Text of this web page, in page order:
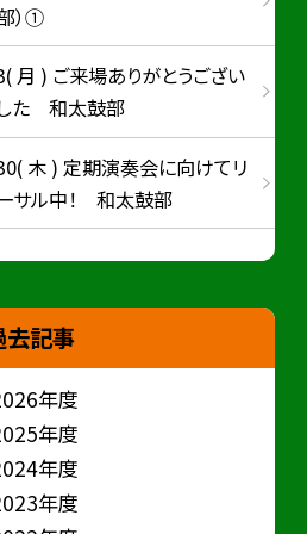
）①
月 ) ご来場ありがとうござい
た 和太鼓部
木 ) 定期演奏会に向けてリ
サル中！ 和太鼓部
去記事
年度
年度
年度
年度